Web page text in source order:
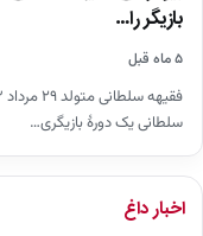
بازیگر را…
۵ ماه قبل
سلطانی یک دورهٔ بازیگری…
اخبار داغ